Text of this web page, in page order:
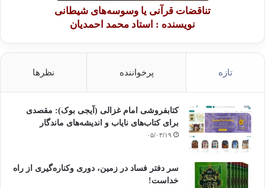
تناقضات قرآنی یا وسوسه‌های شیطانی
نویسنده : استاد محمد احمدیان
تازه پرخواننده نظرها
کتابفروشی امام غزالی (آیجی بوک): مقصدی
برای کتاب‌های نایاب و اندیشه‌های ماندگار
۰۵/۰۳/۱۹
سر دفتر فساد در زمین‌، دوری وکناره‌گیری از راه
خداست‌!